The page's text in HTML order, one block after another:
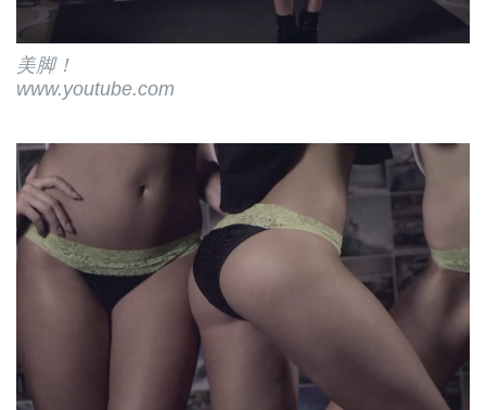
美脚！
www.youtube.com